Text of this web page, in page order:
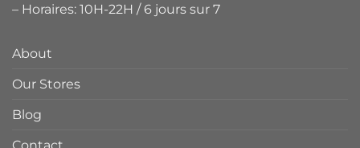
– Horaires: 10H-22H / 6 jours sur 7
About
Our Stores
Blog